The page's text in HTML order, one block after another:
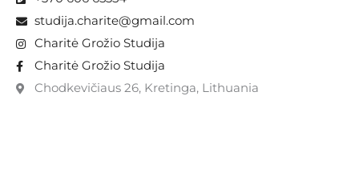
studija.charite@gmail.com
Charitė Grožio Studija
Charitė Grožio Studija
Chodkevičiaus 26, Kretinga, Lithuania